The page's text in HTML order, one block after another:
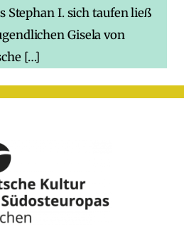
Stephan I. sich taufen ließ
Gisela von
[…]